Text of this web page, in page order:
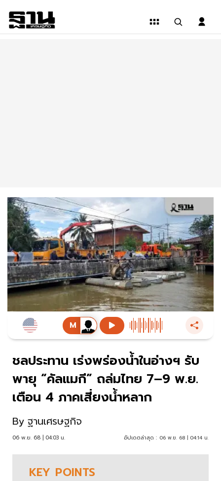
ชลประทาน เร่งพร่องน้ำในอ่างฯ รับ
พายุ “คัลแมกี” ถล่มไทย 7–9 พ.ย.
เตือน 4 ภาคเสี่ยงน้ำหลาก
By ฐานเศรษฐกิจ
06 พ.ย. 68 | 04:03 น. อัปเดตล่าสุด : 06 พ.ย. 68 | 04:14 น.
KEY POINTS